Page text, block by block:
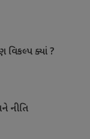
વિકલ્પ ક્યાં ?
નીતિ